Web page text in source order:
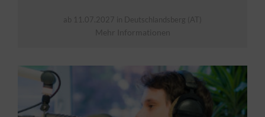
ab 11.07.2027 in Deutschlandsberg (AT)
Mehr Informationen